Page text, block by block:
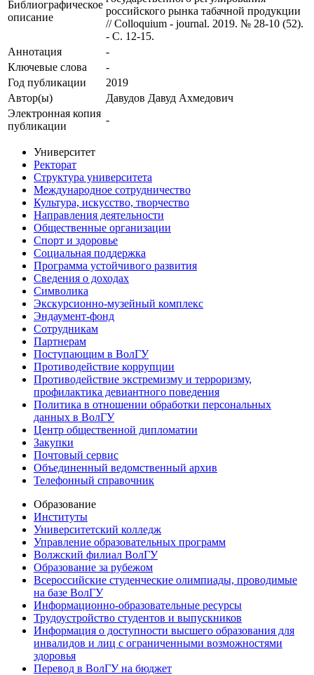
Библиографическое
описание
российского рынка табачной продукции
// Colloquium - journal. 2019. № 28-10 (52).
- С. 12-15.
Аннотация
-
Ключевые cлова
-
Год публикации
2019
Автор(ы)
Давудов Давуд Ахмедович
Электронная копия
публикации
-
Университет
Ректорат
Структура университета
Международное сотрудничество
Культура, искусство, творчество
Направления деятельности
Общественные организации
Спорт и здоровье
Социальная поддержка
Программа устойчивого развития
Сведения о доходах
Символика
Экскурсионно-музейный комплекс
Эндаумент-фонд
Сотрудникам
Партнерам
Поступающим в ВолГУ
Противодействие коррупции
Противодействие экстремизму и терроризму,
профилактика девиантного поведения
Политика в отношении обработки персональных
данных в ВолГУ
Центр общественной дипломатии
Закупки
Почтовый сервис
Объединенный ведомственный архив
Телефонный справочник
Образование
Институты
Университетский колледж
Управление образовательных программ
Волжский филиал ВолГУ
Образование за рубежом
Всероссийские студенческие олимпиады, проводимые
на базе ВолГУ
Информационно-образовательные ресурсы
Трудоустройство студентов и выпускников
Информация о доступности высшего образования для
инвалидов и лиц с ограниченными возможностями
здоровья
Перевод в ВолГУ на бюджет